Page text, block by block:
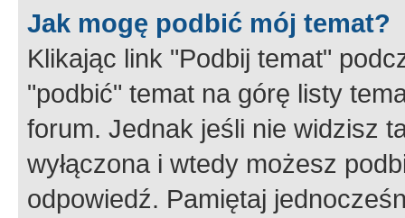
Jak mogę podbić mój temat?
Klikając link "Podbij temat"
"podbić" temat na górę listy
forum. Jednak jeśli nie widzisz
wyłączona i wtedy możesz
odpowiedź. Pamiętaj